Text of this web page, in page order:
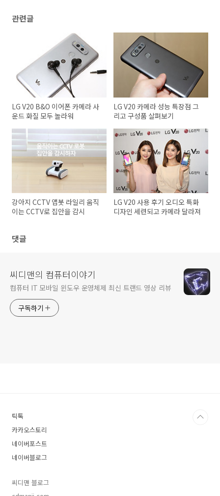
관련글
LG V20 B&O 이어폰 카메라 사
운드 화질 모두 놀라워
LG V20 카메라 성능 특장점 그
리고 구성품 살펴보기
강아지 CCTV 앱봇 라일리 움직
이는 CCTV로 집안을 감시
LG V20 사용 후기 오디오 특화
디자인 세련되고 카메라 달라져
댓글
씨디맨의 컴퓨터이야기
컴퓨터 IT 모바일 윈도우 운영체제 최신 트랜드 영상 리뷰
구독하기
틱톡
카카오스토리
네이버포스트
네이버블로그
씨디맨 블로그